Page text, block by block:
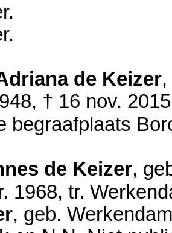
de Keizer
, † 16 nov. 2015
begraafplaats
de Keizer,
1968, tr.
, geb.